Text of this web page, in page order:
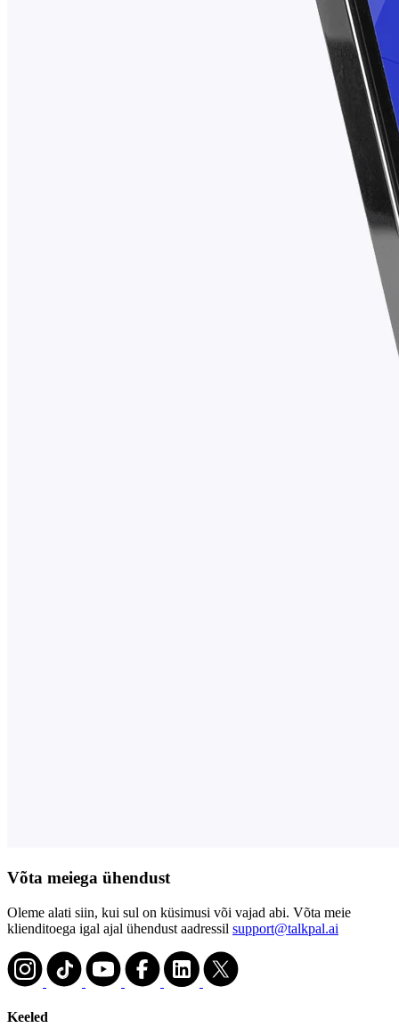
Võta meiega ühendust
Oleme alati siin, kui sul on küsimusi või vajad abi. Võta meie
klienditoega igal ajal ühendust aadressil support@talkpal.ai
Keeled